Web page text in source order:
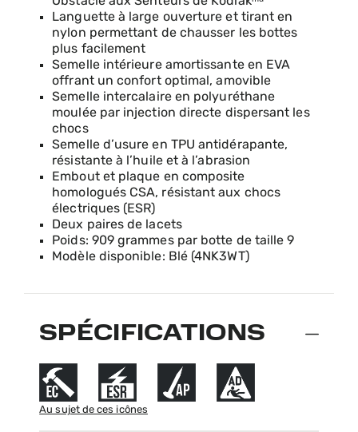
Languette à large ouverture et tirant en
nylon permettant de chausser les bottes
plus facilement
Semelle intérieure amortissante en EVA
offrant un confort optimal, amovible
Semelle intercalaire en polyuréthane
moulée par injection directe dispersant les
chocs
Semelle d’usure en TPU antidérapante,
résistante à l’huile et à l’abrasion
Embout et plaque en composite
homologués CSA, résistant aux chocs
électriques (ESR)
Deux paires de lacets
Poids: 909 grammes par botte de taille 9
Modèle disponible: Blé (4NK3WT)
SPÉCIFICATIONS
Au sujet de ces icônes